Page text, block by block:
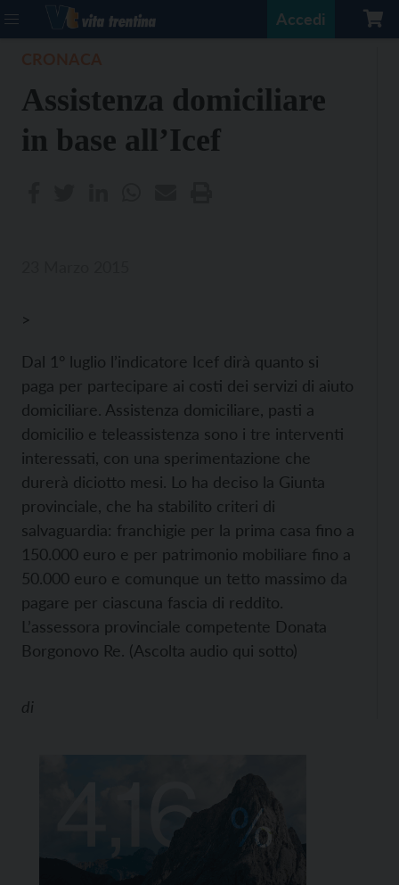
Accedi
Assistenza domiciliare
in base all’Icef
>
Dal 1° luglio l’indicatore Icef dirà quanto si
paga per partecipare ai costi dei servizi di aiuto
domiciliare. Assistenza domiciliare, pasti a
domicilio e teleassistenza sono i tre interventi
interessati, con una sperimentazione che
durerà diciotto mesi. Lo ha deciso la Giunta
provinciale, che ha stabilito criteri di
salvaguardia: franchigie per la prima casa fino a
150.000 euro e per patrimonio mobiliare fino a
50.000 euro e comunque un tetto massimo da
pagare per ciascuna fascia di reddito.
L’assessora provinciale competente Donata
Borgonovo Re. (Ascolta audio qui sotto)
di